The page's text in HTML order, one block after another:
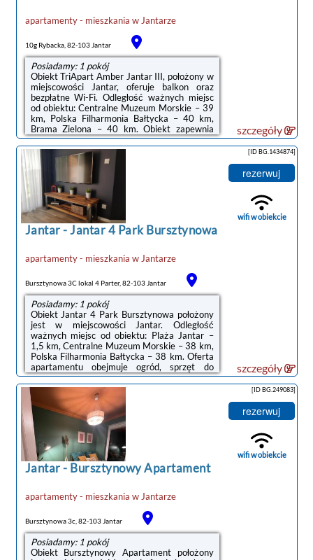
apartamenty - mieszkania w Jantarze
10g Rybacka, 82-103 Jantar
Posiadamy: 1 pokój
Obiekt TriApart Amber Jantar III, położony w
miejscowości Jantar, oferuje balkon oraz
bezpłatne Wi-Fi. Odległość ważnych miejsc
od obiektu: Centralne Muzeum Morskie – 39
km, Polska Filharmonia Bałtycka – 40 km,
Brama Zielona – 40 km. Obiekt zapewnia
ogród oraz bezpłatny prywatny parking. W
okolicy w odległości 1,7 km znajduje się Plaża
Jantar.Oferta apartamentu obejmuje
sypialnię (1), łazienkę (1), kuchnię z jadalnią
oraz pełnym wyposażeniem, w tym lodówką,
a także salon z telewizorem z płaskim
ekranem. W apartamencie zapewniono
ręczniki i pościel.Odległość ...
szczegóły
Jantar-Jantar 4 Park Bursztynowa
apartamenty - mieszkania w Jantarze
Bursztynowa 3C lokal 4 Parter, 82-103 Jantar
Posiadamy: 1 pokój
Obiekt Jantar 4 Park Bursztynowa położony
jest w miejscowości Jantar. Odległość
ważnych miejsc od obiektu: Plaża Jantar –
1,5 km, Centralne Muzeum Morskie – 38 km,
Polska Filharmonia Bałtycka – 38 km. Oferta
apartamentu obejmuje ogród, sprzęt do
grillowania, bezpłatne Wi-Fi oraz bezpłatny
prywatny parking.Oferta apartamentu
obejmuje sypialnię (1), salon, kuchnię z
pełnym wyposażeniem, w tym lodówką i
ekspresem do kawy, a także łazienkę (1) z
prysznicem oraz bezpłatnym zestawem
kosmetyków. W apartamencie zapewniono
ręczniki i pościel.Na miejscu dostępny jest
taras ...
[ID BG.1434874]
rezerwuj
wifi w obiekcie
szczegóły
Jantar- Bursztynowy Apartament
apartamenty - mieszkania w Jantarze
Bursztynowa 3c, 82-103 Jantar
Posiadamy: 1 pokój
Obiekt Bursztynowy Apartament położony
[ID BG.249083]
rezerwuj
wifi w obiekcie